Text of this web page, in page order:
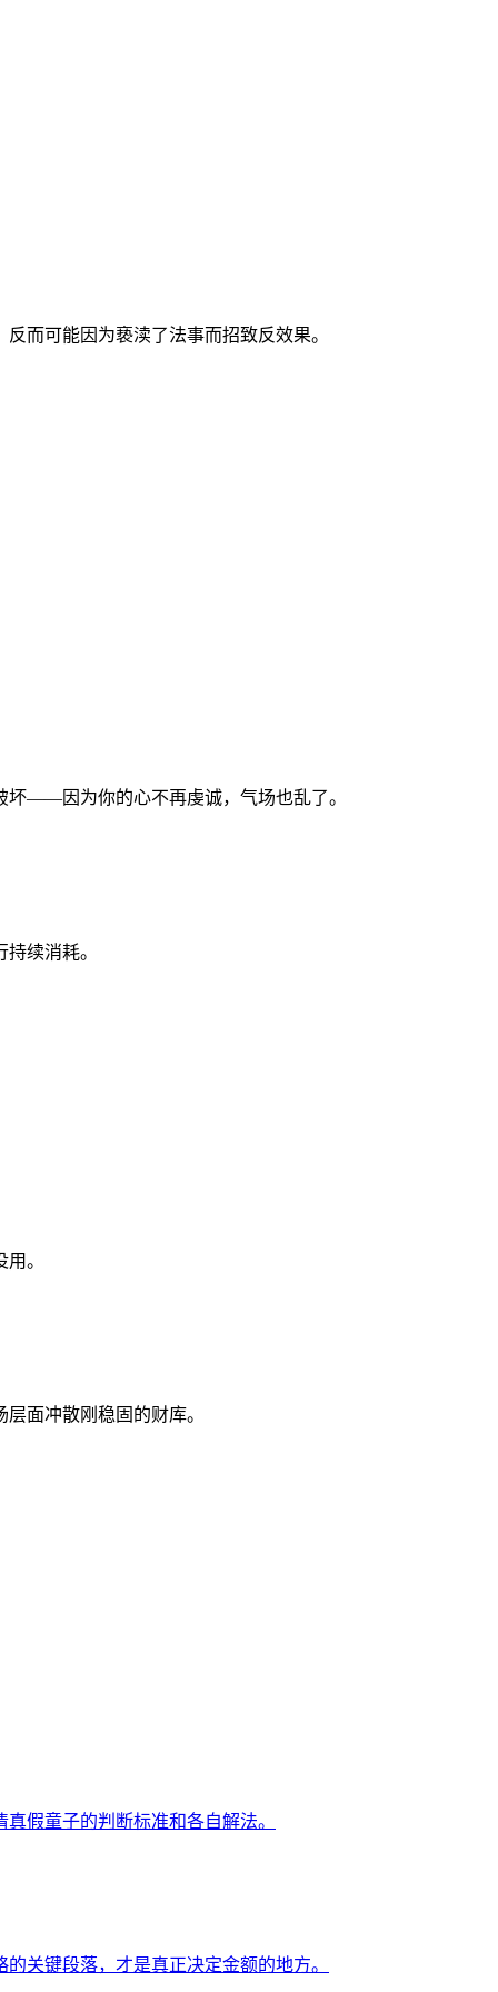
而可能因为亵渎了法事而招致反效果。
坏——因为你的心不再虔诚，气场也乱了。
续消耗。
。
面冲散刚稳固的财库。
假童子的判断标准和各自解法。
关键段落，才是真正决定金额的地方。